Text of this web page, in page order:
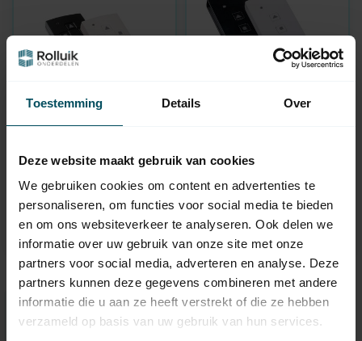
Toestemming Details Over
Deze website maakt gebruik van cookies
We gebruiken cookies om content en advertenties te
personaliseren, om functies voor social media te bieden
en om ons websiteverkeer te analyseren. Ook delen we
informatie over uw gebruik van onze site met onze
partners voor social media, adverteren en analyse. Deze
partners kunnen deze gegevens combineren met andere
informatie die u aan ze heeft verstrekt of die ze hebben
verzameld op basis van uw gebruik van hun services.
RT30 250-301 1-Kanal-
Mini-Handsender
Auf Lager
55,95
RT32 250-300 1-Kanal-
Easywave-
Handsender
Auf Lager
63,95
Benötigen Sie Hilfe bei der